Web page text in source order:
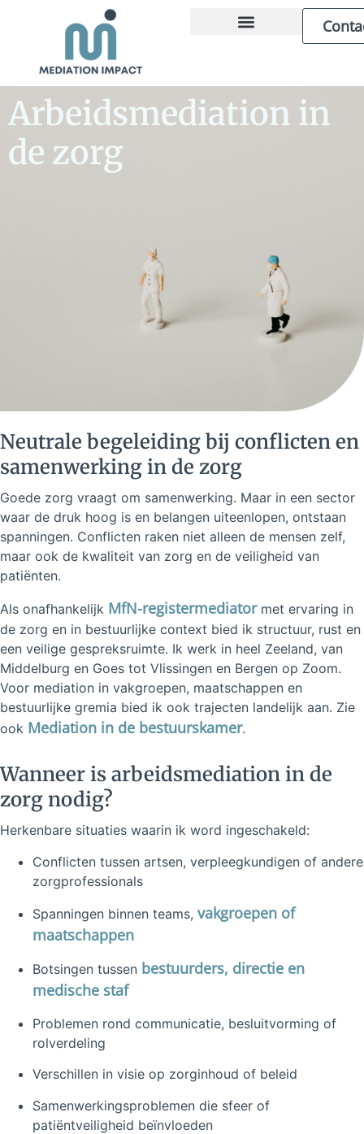
Arbeidsmediation in
de zorg
Neutrale begeleiding bij conflicten en
samenwerking in de zorg
Goede zorg vraagt om samenwerking. Maar in een sector
waar de druk hoog is en belangen uiteenlopen, ontstaan
spanningen. Conflicten raken niet alleen de mensen zelf,
maar ook de kwaliteit van zorg en de veiligheid van
patiënten.
Als onafhankelijk MfN-registermediatormet ervaring in
de zorg en in bestuurlijke context bied ik structuur, rust en
een veilige gespreksruimte. Ik werk in heel Zeeland, van
Middelburg en Goes tot Vlissingen en Bergen op Zoom.
Voor mediation in vakgroepen, maatschappen en
bestuurlijke gremia bied ik ook trajecten landelijk aan. Zie
ook Mediation in de bestuurskamer.
Wanneer is arbeidsmediation in de
zorg nodig?
Herkenbare situaties waarin ik word ingeschakeld:
Conflicten tussen artsen, verpleegkundigen of andere
zorgprofessionals
Spanningen binnen teams, vakgroepen of
maatschappen
Botsingen tussen bestuurders, directie en
medische staf
Problemen rond communicatie, besluitvorming of
rolverdeling
Verschillen in visie op zorginhoud of beleid
Samenwerkingsproblemen die sfeer of
patiëntveiligheid beïnvloeden